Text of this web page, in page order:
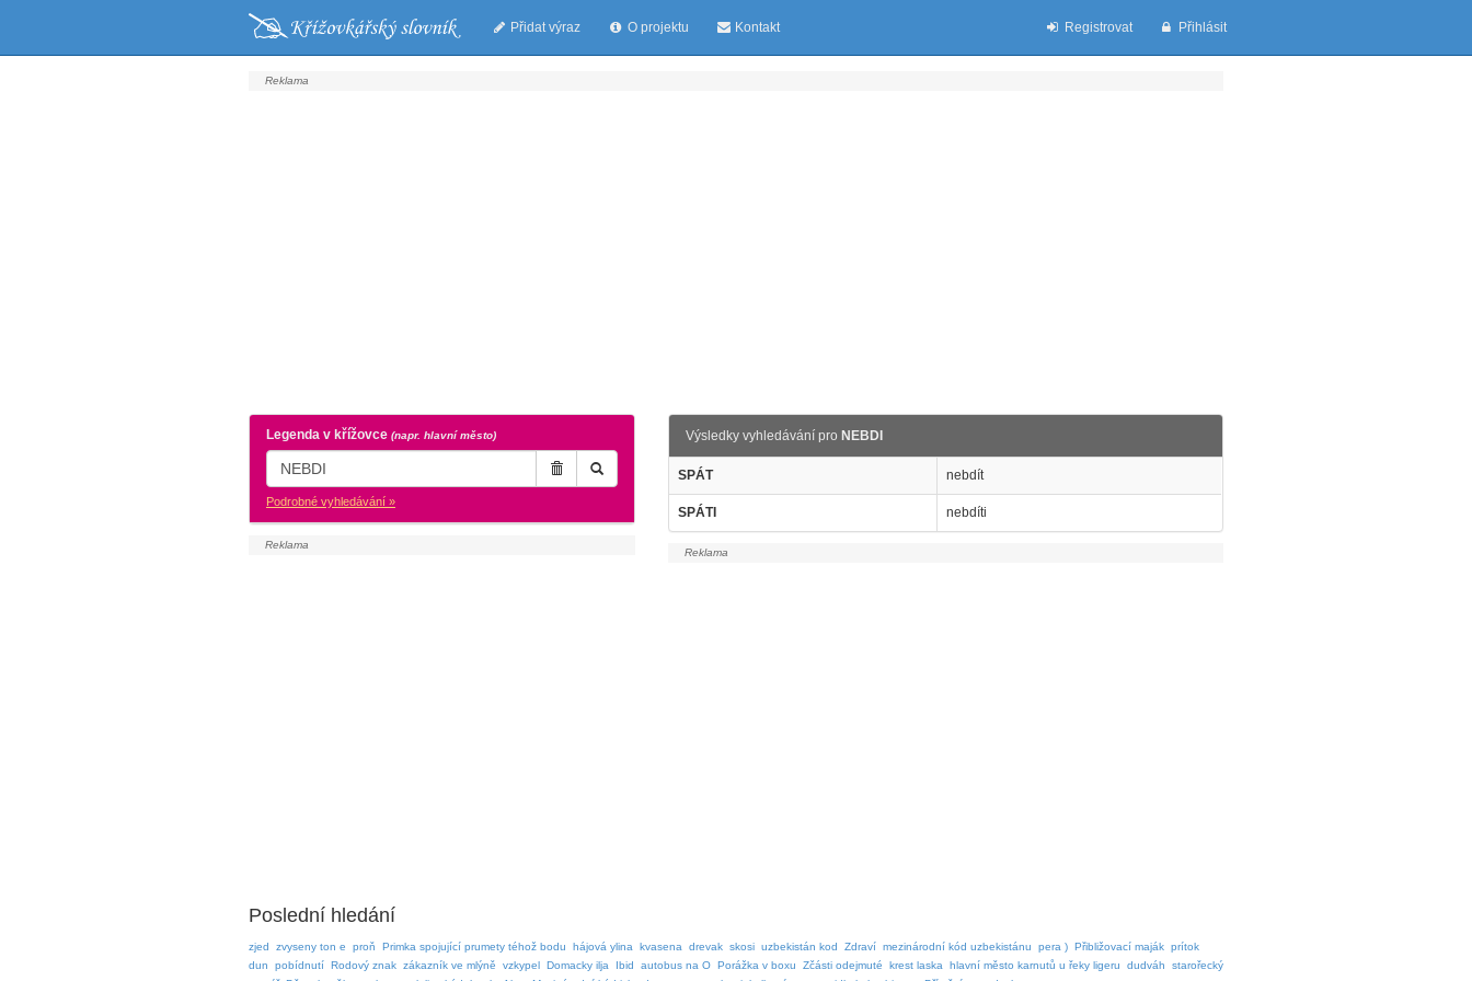
Přidat výraz O projektu Kontakt Registrovat Přihlásit
Legenda v křížovce (napr. hlavní město)
Podrobné vyhledávání »
Výsledky vyhledávání pro NEBDI
SPÁT nebdít
SPÁTI nebdíti
Poslední hledání
zjed zvyseny ton e proň Primka spojující prumety téhož bodu hájová ylina kvasena drevak skosi uzbekistán kod Zdraví mezinárodní kód uzbekistánu pera ) Přibližovací maják prítok
dun
pobídnutí Rodový znak zákazník ve mlýně vzkypel Domacky ilja Ibid autobus na O Porážka v boxu Zčásti odejmuté krest laska hlavní město karnutů u řeky ligeru dudváh
starořecký